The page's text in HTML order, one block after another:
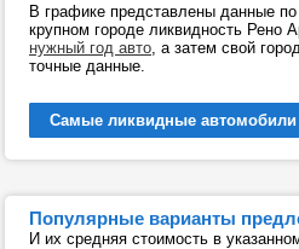
В графике представлены данные
крупном городе ликвидность Рено
нужный год авто, а затем свой
точные данные.
Самые ликвидные автомобили
Популярные варианты
И их средняя стоимость в